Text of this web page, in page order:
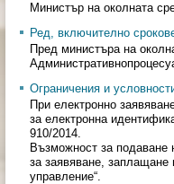
Министър на околната
Ред, включително
Пред министъра на
Ограничения и
При електронно
за електронна
910/2014.
Възможност за подаване
за заявяване, заплащане
управление“.